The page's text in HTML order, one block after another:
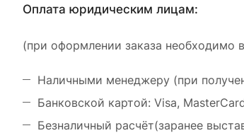
Оплата юридическим лицам:
(при оформлении заказа необходимо
Наличными менеджеру (при
Банковской картой: Visa,
Безналичный расчёт(заранее